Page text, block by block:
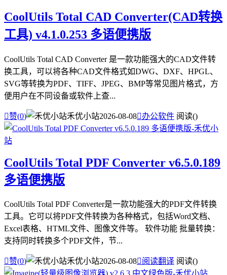
CoolUtils Total CAD Converter(CAD转换
工具) v4.1.0.253 多语便携版
CoolUtils Total CAD Converter 是一款功能强大的CAD文件转
换工具，可以将各种CAD文件格式如DWG、DXF、HPGL、
SVG等转换为PDF、TIFF、JPEG、BMP等常见图片格式，方
便用户在不同设备或软件上查...
赞(0) 禾优小站2026-08-08办公软件 阅读()
CoolUtils Total PDF Converter v6.5.0.189
多语便携版
CoolUtils Total PDF Converter是一款功能强大的PDF文件转换
工具。它可以将PDF文件转换为各种格式，包括Word文档、
Excel表格、HTML文件、图像文件等。 软件功能 批量转换：
支持同时转换多个PDF文件，节...
赞(0) 禾优小站2026-08-08阅读翻译 阅读()